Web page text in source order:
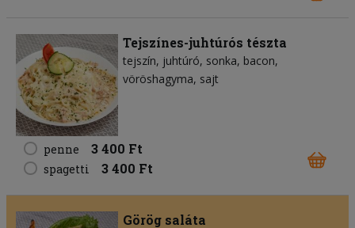
Tejszínes-juhtúrós tészta
tejszín juhtúró sonka bacon
vöröshagyma sajt
penne 3 400 Ft
spagetti 3 400 Ft
Görög saláta